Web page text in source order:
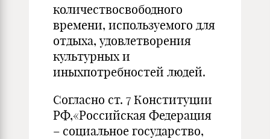
количествосвободного
времени, используемого для
отдыха, удовлетворения
культурных и
иныхпотребностей людей.
Согласно ст. 7 Конституции
РФ,«Российская Федерация
– социальное государство,